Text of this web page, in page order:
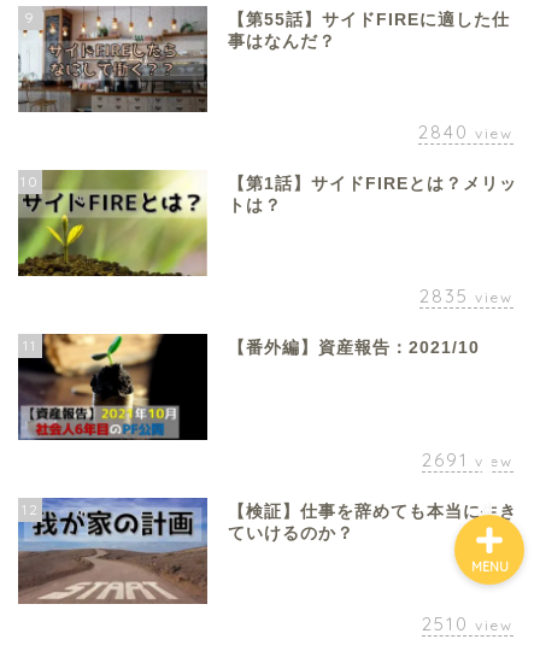
9
【第55話】サイドFIREに適した仕
事はなんだ？
2840 view
10
【第1話】サイドFIREとは？メリッ
トは？
2835 view
11 【番外編】資産報告：2021/10
2691 view
12
【検証】仕事を辞めても本当に生き
ていけるのか？
2510 view
MENU
資産報告